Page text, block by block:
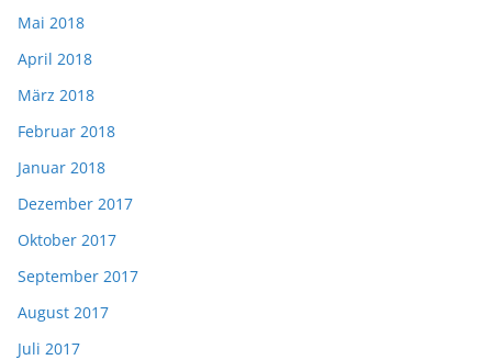
Mai 2018
April 2018
März 2018
Februar 2018
Januar 2018
Dezember 2017
Oktober 2017
September 2017
August 2017
Juli 2017